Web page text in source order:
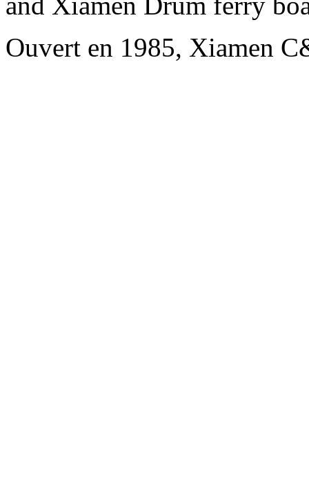
Ouvert en 1985, Xiamen